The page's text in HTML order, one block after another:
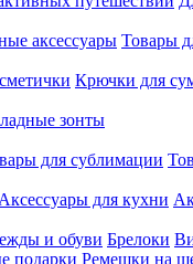
аксессуары Товары
Крючки для
зонты
для сублимации
Аксессуары для кухни
и обуви Брелоки
подарки Ремешки на